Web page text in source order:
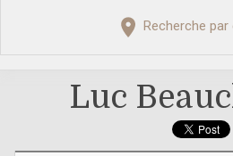
Recherche par
Luc